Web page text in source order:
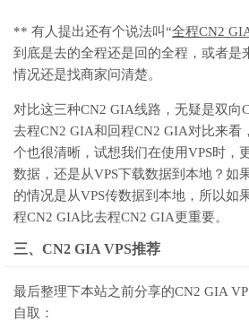
** 有人提出还有个说法叫“全程CN2
到底是去的全程还是回的全程，或者是
情况还是找商家问清楚。
对比这三种CN2 GIA线路，无疑是双向
去程CN2 GIA和回程CN2 GIA对比来看
个也很清晰，试想我们在使用VPS时，
数据，还是从VPS下载数据到本地？如
的情况是从VPS传数据到本地，所以如
程CN2 GIA比去程CN2 GIA更重要。
三、CN2 GIA VPS推荐
最后整理下本站之前分享的CN2 GIA
自取：